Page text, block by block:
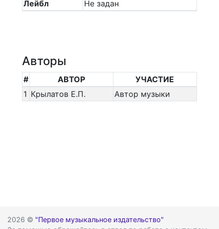
Лейбл
Не задан
Авторы
# АВТОР
УЧАСТИЕ
1 Крылатов Е.П. Автор музыки
2026 © "Первое музыкальное издательство"